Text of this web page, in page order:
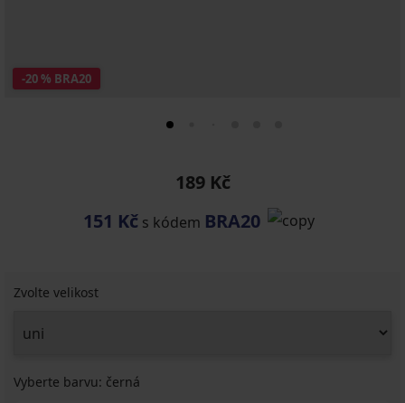
-20 % BRA20
189 Kč
151 Kč s kódem BRA20
Zvolte velikost
Vyberte barvu: černá